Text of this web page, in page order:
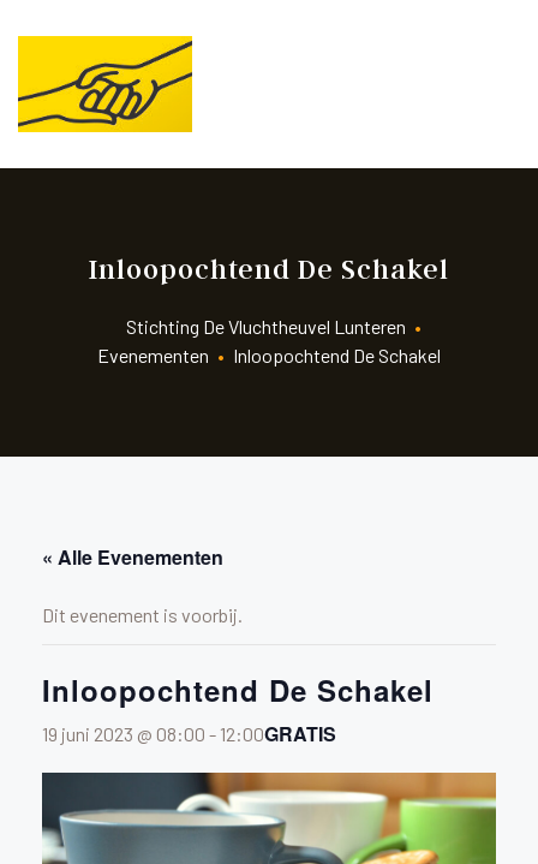
Inloopochtend De Schakel
Stichting De Vluchtheuvel Lunteren •
Evenementen • Inloopochtend De Schakel
« Alle Evenementen
Dit evenement is voorbij.
Inloopochtend De Schakel
19 juni 2023 @ 08:00 - 12:00GRATIS